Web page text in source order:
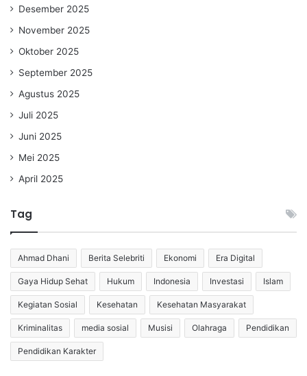
Desember 2025
November 2025
Oktober 2025
September 2025
Agustus 2025
Juli 2025
Juni 2025
Mei 2025
April 2025
Tag
Ahmad Dhani Berita Selebriti Ekonomi Era Digital
Gaya Hidup Sehat Hukum Indonesia Investasi Islam
Kegiatan Sosial Kesehatan Kesehatan Masyarakat
Kriminalitas media sosial Musisi Olahraga Pendidikan
Pendidikan Karakter